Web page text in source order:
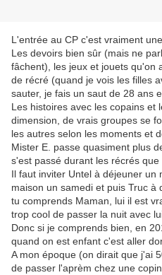
L'entrée au CP c'est vraiment
Les devoirs bien sûr (mais ne
fâchent), les jeux et jouets qu'on
de récré (quand je vois les filles
sauter, je fais un saut de 28 ans
Les histoires avec les copains et
dimension, de vrais groupes se
les autres selon les moments et
Mister E. passe quasiment plus
s'est passé durant les récrés
Il faut inviter Untel à déjeuner un
maison un samedi et puis Truc
tu comprends Maman, lui il est
trop cool de passer la nuit avec
Donc si je comprends bien, en
quand on est enfant c'est aller
A mon époque (on dirait que j'ai
de passer l'aprèm chez une